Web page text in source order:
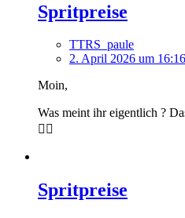
Spritpreise
TTRS_paule
2. April 2026 um 16:16
Moin,
Was meint ihr eigentlich ?
🤷‍♂️
Spritpreise